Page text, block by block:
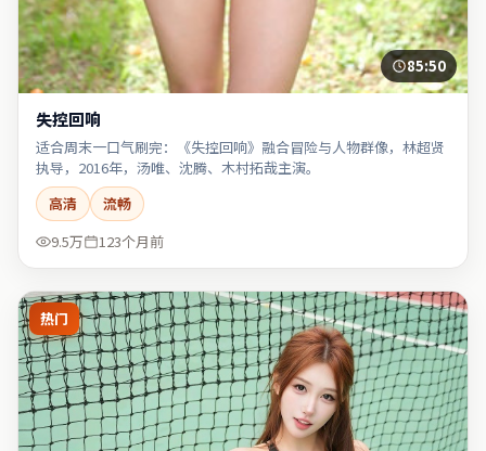
85:50
失控回响
适合周末一口气刷完：《失控回响》融合冒险与人物群像，林超贤
执导，2016年，汤唯、沈腾、木村拓哉主演。
高清
流畅
9.5万
123个月前
热门